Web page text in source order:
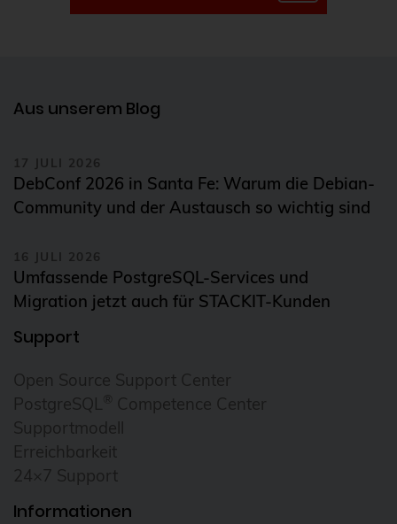
Aus unserem Blog
17 JULI 2026
DebConf 2026 in Santa Fe: Warum die Debian-
Community und der Austausch so wichtig sind
16 JULI 2026
Umfassende PostgreSQL-Services und
Migration jetzt auch für STACKIT-Kunden
Support
Open Source Support Center
PostgreSQL ® Competence Center
Supportmodell
Erreichbarkeit
24×7 Support
Informationen